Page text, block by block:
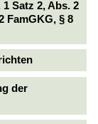
1 Satz 2, Abs. 2
FamGKG, § 8
der